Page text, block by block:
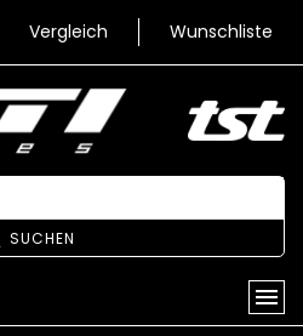
Vergleich Wunschliste
SUCHEN